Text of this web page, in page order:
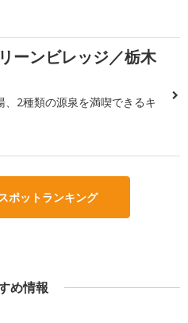
ーンビレッジ／栃木
、2種類の源泉を満喫できるキ
ポットランキング
め情報